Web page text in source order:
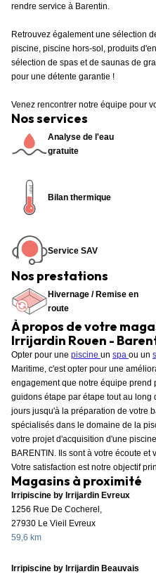
rendre service à Barentin.
Retrouvez également une sélection
piscine, piscine hors-sol, produits
sélection de spas et de saunas de
pour une détente garantie !
Venez rencontrer notre équipe pour
Nos services
Analyse de l'eau
gratuite
Bilan thermique
Service SAV
Nos prestations
Hivernage / Remise en
route
À propos de votre
Irrijardin Rouen -
Opter pour une piscine un spa ou un
Maritime, c'est opter pour une
engagement que notre équipe prend
guidons étape par étape tout au
jours jusqu'à la préparation de votre
spécialisés dans le domaine de la
votre projet d'acquisition d'une
BARENTIN. Ils sont à votre écoute
Votre satisfaction est notre objectif
Magasins à proximité
Irripiscine by Irrijardin Evreux
1256 Rue De Cocherel,
27930 Le Vieil Evreux
59,6 km
Irripiscine by Irrijardin Beauvais